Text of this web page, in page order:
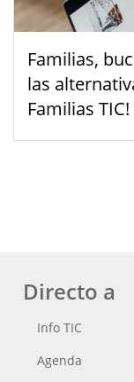
Familias,
las
Familias TIC!
Directo a
Info TIC
Agenda